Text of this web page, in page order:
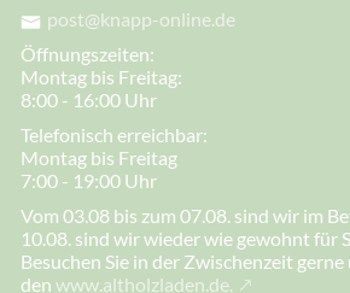
post@knapp-online.de
Öffnungszeiten:
Montag bis Freitag:
8:00 - 16:00 Uhr
Telefonisch erreichbar:
Montag bis Freitag
7:00 - 19:00 Uhr
Vom 03.08 bis zum 07.08. sind wir im
10.08. sind wir wieder wie gewohnt für
Besuchen Sie in der Zwischenzeit
den www.altholzladen.de.